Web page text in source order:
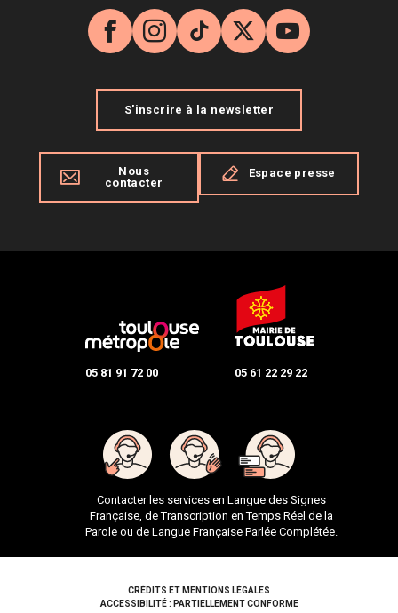
05 81 91 72 00 05 61 22 29 22
Contacter les services en Langue des Signes
Française, de Transcription en Temps Réel de la
Parole ou de Langue Française Parlée Complétée.
Facebook
Instagram
TikTok
X YouTube
S'inscrire à la newsletter
Nous
contacter
Espace presse
Pied de pageCRÉDITS ET MENTIONS LÉGALES
ACCESSIBILITÉ : PARTIELLEMENT CONFORME